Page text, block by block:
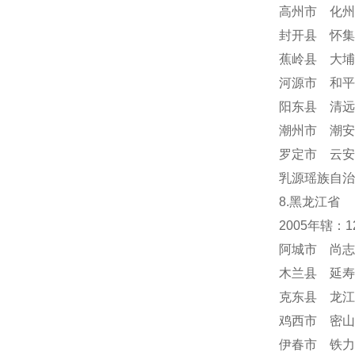
高州市 化
封开县 怀
蕉岭县 大
河源市 和
阳东县 清
潮州市 潮
罗定市 云
乳源瑶族自
8.黑龙江省
2005年辖：
阿城市 尚
木兰县 延
克东县 龙
鸡西市 密
伊春市 铁